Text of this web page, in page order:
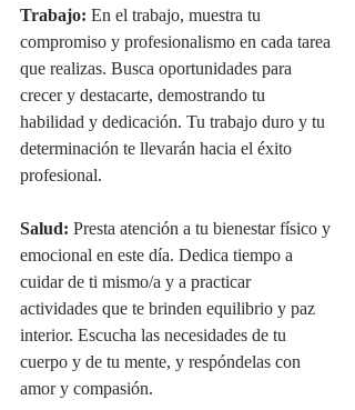
Trabajo: En el trabajo, muestra tu
compromiso y profesionalismo en cada tarea
que realizas. Busca oportunidades para
crecer y destacarte, demostrando tu
habilidad y dedicación. Tu trabajo duro y tu
determinación te llevarán hacia el éxito
profesional.
Salud: Presta atención a tu bienestar físico y
emocional en este día. Dedica tiempo a
cuidar de ti mismo/a y a practicar
actividades que te brinden equilibrio y paz
interior. Escucha las necesidades de tu
cuerpo y de tu mente, y respóndelas con
amor y compasión.